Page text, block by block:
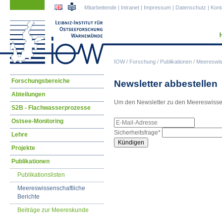
IOW/ Forschung / Publikationen /
Mitarbeitende | Intranet | Impressum | Datenschutz |
Newsletter abbestellen
Um den Newsletter zu den
E-
Mail-
Adresse
Pflichtfeld
Sicherheitsfrage*
Kündigen
Navigation
überspringen
Forschungsbereiche
Abteilungen
S2B - Flachwasserprozesse
Ostsee-Monitoring
Lehre
Projekte
Publikationen
Publikationslisten
Meereswissenschaftliche
Berichte
Beiträge zur Meereskunde